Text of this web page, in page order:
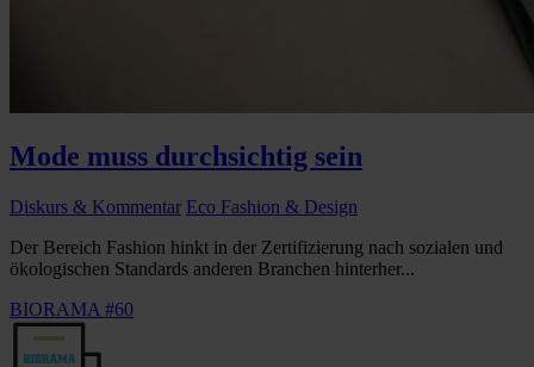
Mode muss durchsichtig sein
Diskurs & Kommentar Eco Fashion & Design
Der Bereich Fashion hinkt in der Zertifizierung nach sozialen und
ökologischen Standards anderen Branchen hinterher...
BIORAMA #60